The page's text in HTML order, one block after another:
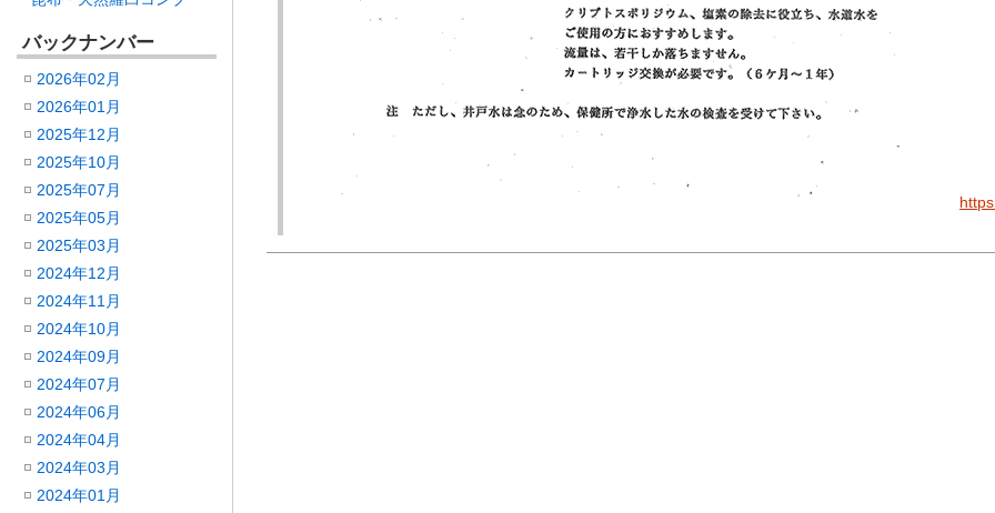
バックナンバー
2026年02月
2026年01月
2025年12月
2025年10月
2025年07月
2025年05月
2025年03月
2024年12月
2024年11月
2024年10月
2024年09月
2024年07月
2024年06月
2024年04月
2024年03月
2024年01月